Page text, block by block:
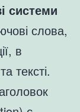
системи
слова,
в
тексті.